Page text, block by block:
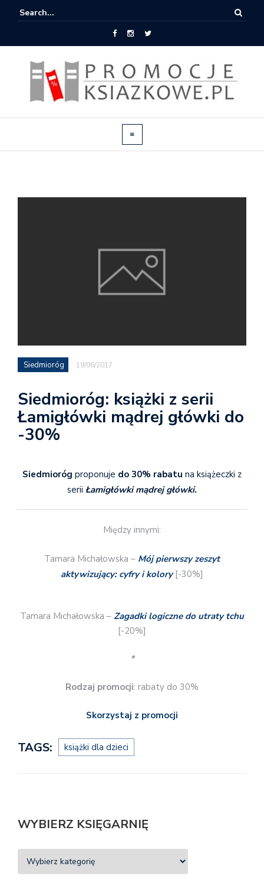
Siedmioróg 19/06/2017
Siedmioróg: książki z serii
Łamigłówki mądrej główki do
-30%
Siedmioróg proponuje do 30% rabatu na książeczki z
serii Łamigłówki mądrej główki.
Między innymi:
Tamara Michałowska – Mój pierwszy zeszyt
aktywizujący: cyfry i kolory[-30%]
Tamara Michałowska – Zagadki logiczne do utraty tchu
[-20%]
*
Rodzaj promocji: rabaty do 30%
Skorzystaj z promocji
TAGS: książki dla dzieci
WYBIERZ KSIĘGARNIĘ